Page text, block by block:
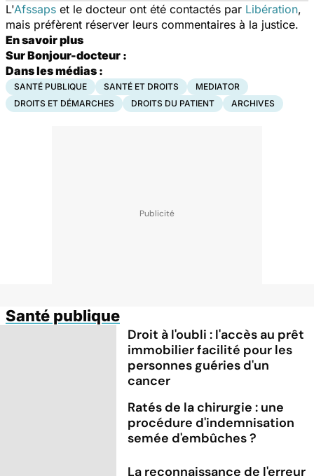
L'Afssaps et le docteur ont été contactés par Libération,
mais préfèrent réserver leurs commentaires à la justice.
En savoir plus
Sur Bonjour-docteur :
Dans les médias :
SANTÉ PUBLIQUE SANTÉ ET DROITS
MEDIATOR
DROITS ET DÉMARCHES
DROITS DU PATIENT ARCHIVES
Santé publique
Droit à l'oubli : l'accès au prêt
immobilier facilité pour les
personnes guéries d'un
cancer
Ratés de la chirurgie : une
procédure d'indemnisation
semée d'embûches ?
La reconnaissance de l'erreur